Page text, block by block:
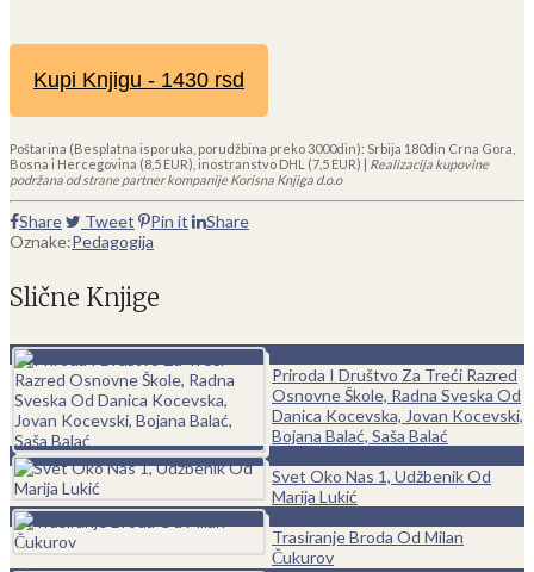
Kupi Knjigu - 1430 rsd
Poštarina (Besplatna isporuka, porudžbina preko 3000din): Srbija 180din Crna Gora,
Bosna i Hercegovina (8,5 EUR), inostranstvo DHL (7,5 EUR) | Realizacija kupovine
podržana od strane partner kompanije Korisna Knjiga d.o.o
Share Tweet Pin it
Share
Oznake:Pedagogija
Slične Knjige
Priroda I Društvo Za Treći Razred
Osnovne Škole, Radna Sveska Od
Danica Kocevska, Jovan Kocevski,
Bojana Balać, Saša Balać
Svet Oko Nas 1, Udžbenik Od
Marija Lukić
Trasiranje Broda Od Milan
Čukurov